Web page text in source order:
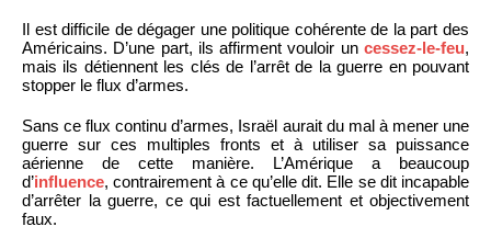
Il est difficile de dégager une politique cohérente de la part des
Américains. D’une part, ils affirment vouloir un cessez-le-feu,
mais ils détiennent les clés de l’arrêt de la guerre en pouvant
stopper le flux d’armes.
Sans ce flux continu d’armes, Israël aurait du mal à mener une
guerre sur ces multiples fronts et à utiliser sa puissance
aérienne de cette manière. L’Amérique a beaucoup
d’influence, contrairement à ce qu’elle dit. Elle se dit incapable
d’arrêter la guerre, ce qui est factuellement et objectivement
faux.